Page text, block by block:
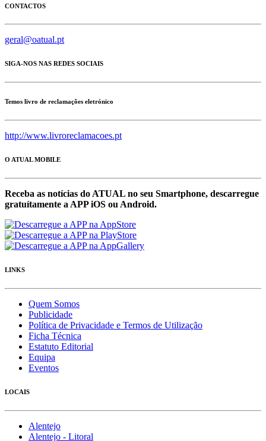
CONTACTOS
geral@oatual.pt
SIGA-NOS NAS REDES SOCIAIS
Temos livro de reclamações eletrónico
http://www.livroreclamacoes.pt
O ATUAL MOBILE
Receba as notícias do ATUAL no seu Smartphone, descarregue
gratuítamente a APP iOS ou Android.
LINKS
Quem Somos
Publicidade
Política de Privacidade e Termos de Utilização
Ficha Técnica
Estatuto Editorial
Equipa
Eventos
LOCAIS
Alentejo
Alentejo - Litoral